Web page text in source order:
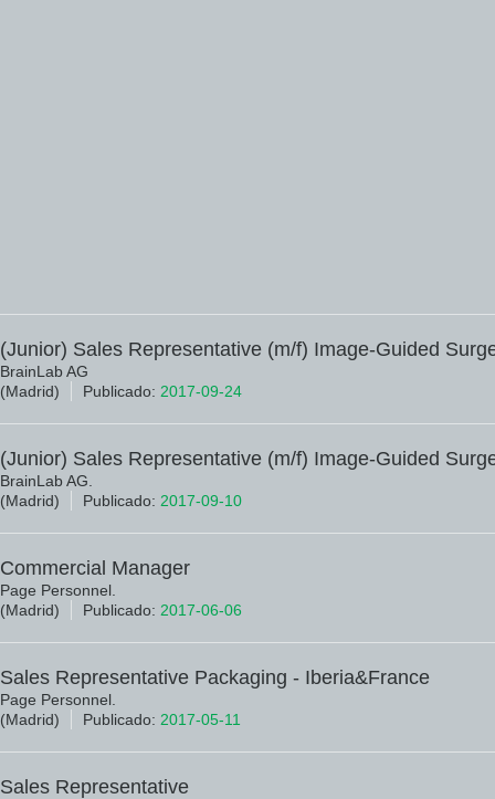
(Junior) Sales Representative (m/f) Image-Guided
BrainLab AG
(Madrid)
Publicado: 2017-09-24
(Junior) Sales Representative (m/f) Image-Guided
BrainLab AG.
(Madrid)
Publicado: 2017-09-10
Commercial Manager
Page Personnel.
(Madrid)
Publicado: 2017-06-06
Sales Representative Packaging - Iberia&France
Page Personnel.
(Madrid)
Publicado: 2017-05-11
Sales Representative